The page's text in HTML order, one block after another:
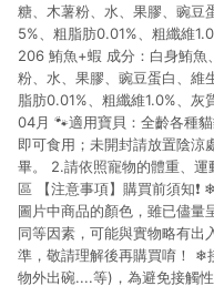
糖、木薯粉、水、果膠、豌豆
5%、粗脂肪0.01%、粗纖維
206 鮪魚+蝦 成分：白身鮪魚
粉、水、果膠、豌豆蛋白、維
脂肪0.01%、粗纖維1.0%、
04月 🐾適用寶貝：全齡各種
即可食用；未開封請放置陰涼
畢。 2.請依照寵物的體重、
區 【注意事項】購買前須知
圖片中商品的顏色，雖已儘量
同等因素，可能與實物略有出
準，敬請理解後再購買唷！ ❄
物外出碗....等)，為避免接觸